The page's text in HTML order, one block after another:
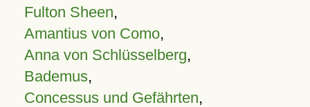
Fulton Sheen,
Amantius von Como,
Anna von Schlüsselberg,
Bademus,
Concessus und Gefährten,